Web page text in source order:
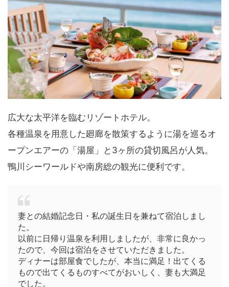
広大な太平洋を臨むリゾートホテル。
各種温泉を用意した廻廊を散策するように湯を巡るオ
ープンエアーの「湯屋」と3ヶ所の貸切風呂が人気。
鴨川シーワールドや南房総の観光に便利です。
妻との結婚記念日・私の誕生日を兼ねて宿泊しまし
た。
以前に日帰り温泉を利用しましたが、非常に良かっ
たので、今回は宿泊をさせていただきました。
ディナーは部屋食でしたが、本当に満足！出てくる
もので出てくるものすべてがおいしく、妻も大満足
でした。